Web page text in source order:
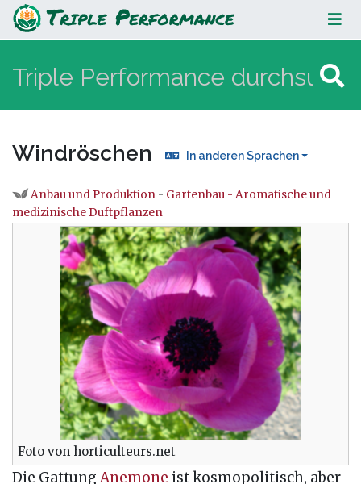
Windröschen
Windröschen In anderen Sprachen
Wechseln zu:Navigation,Suche
Anbau und Produktion - Gartenbau - Aromatische und
medizinische Duftpflanzen
Foto von horticulteurs.net
Die GattungAnemone ist kosmopolitisch, aber